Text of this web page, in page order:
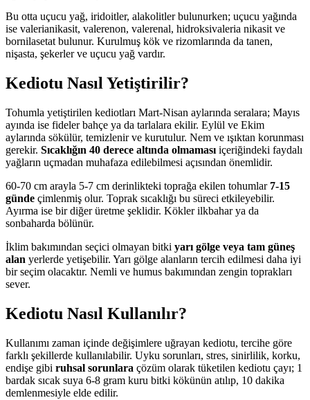
Bu otta uçucu yağ, iridoitler, alakolitler bulunurken; uçucu yağında
ise valerianikasit, valerenon, valerenal, hidroksivaleria nikasit ve
bornilasetat bulunur. Kurulmuş kök ve rizomlarında da tanen,
nişasta, şekerler ve uçucu yağ vardır.
Kediotu Nasıl Yetiştirilir?
Tohumla yetiştirilen kediotları Mart-Nisan aylarında seralara; Mayıs
ayında ise fideler bahçe ya da tarlalara ekilir. Eylül ve Ekim
aylarında sökülür, temizlenir ve kurutulur. Nem ve ışıktan korunması
gerekir. Sıcaklığın 40 derece altında olmaması içeriğindeki faydalı
yağların uçmadan muhafaza edilebilmesi açısından önemlidir.
60-70 cm arayla 5-7 cm derinlikteki toprağa ekilen tohumlar 7-15
günde çimlenmiş olur. Toprak sıcaklığı bu süreci etkileyebilir.
Ayırma ise bir diğer üretme şeklidir. Kökler ilkbahar ya da
sonbaharda bölünür.
İklim bakımından seçici olmayan bitki yarı gölge veya tam güneş
alan yerlerde yetişebilir. Yarı gölge alanların tercih edilmesi daha iyi
bir seçim olacaktır. Nemli ve humus bakımından zengin toprakları
sever.
Kediotu Nasıl Kullanılır?
Kullanımı zaman içinde değişimlere uğrayan kediotu, tercihe göre
farklı şekillerde kullanılabilir. Uyku sorunları, stres, sinirlilik, korku,
endişe gibi ruhsal sorunlara çözüm olarak tüketilen kediotu çayı; 1
bardak sıcak suya 6-8 gram kuru bitki kökünün atılıp, 10 dakika
demlenmesiyle elde edilir.